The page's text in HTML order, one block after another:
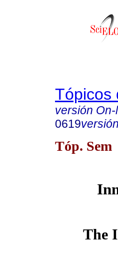
Tópicos
versión On-
0619
Tóp. Sem
The